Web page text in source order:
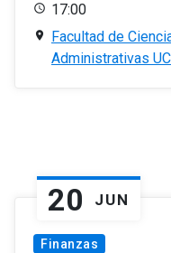
17:00
Facultad de
Administrativas UC
20 JUN
Finanzas